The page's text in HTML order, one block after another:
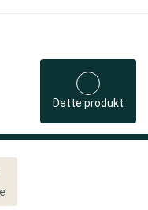
Dette produkt